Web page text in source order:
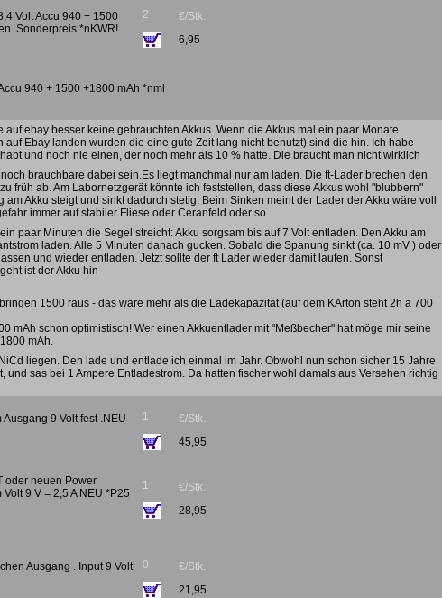
Volt Accu 940 + 1500
Sonderpreis *nKWR!
2
€/Stk.
6,95
940 + 1500 +1800 mAh *nml
auf ebay besser keine gebrauchten Akkus. Wenn die Akkus mal ein paar Monate
Ebay landen wurden die eine gute Zeit lang nicht benutzt) sind die hin. Ich habe
und noch nie einen, der noch mehr als 10 % hatte. Die braucht man nicht wirklich
brauchbare dabei sein.Es liegt manchmal nur am laden. Die ft-Lader brechen den
früh ab. Am Labornetzgerät könnte ich feststellen, dass diese Akkus wohl "blubbern"
Akku steigt und sinkt dadurch stetig. Beim Sinken meint der Lader der Akku wäre voll
immer auf stabiler Fliese oder Ceranfeld oder so.
paar Minuten die Segel streicht: Akku sorgsam bis auf 7 Volt entladen. Den Akku am
laden. Alle 5 Minuten danach gucken. Sobald die Spanung sinkt (ca. 10 mV ) oder
und wieder entladen. Jetzt sollte der ft Lader wieder damit laufen. Sonst
ist der Akku hin
1500 raus - das wäre mehr als die Ladekapazität (auf dem KArton steht 2h a 700
mAh schon optimistisch! Wer einen Akkuentlader mit "Meßbecher" hat möge mir seine
mAh.
liegen. Den lade und entlade ich einmal im Jahr. Obwohl nun schon sicher 15 Jahre
und sas bei 1 Ampere Entladestrom. Da hatten fischer wohl damals aus Versehen richtig
9 Volt fest .NEU
1
€/Stk.
45,95
oder neuen Power
9 V = 2,5 A NEU *P25
1
€/Stk.
28,95
Ausgang . Input 9 Volt
0
€/Stk.
21,95